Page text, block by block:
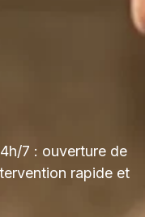
7 : ouverture de
rapide et